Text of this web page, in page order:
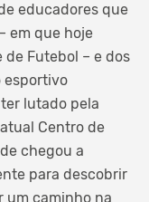
educadores que
em que hoje
Futebol – e dos
esportivo
lutado pela
Centro de
chegou a
para descobrir
um caminho na